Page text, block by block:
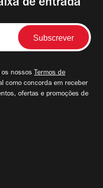
de entrada
nossos Termos de
como concorda em receber
ofertas e promoções de